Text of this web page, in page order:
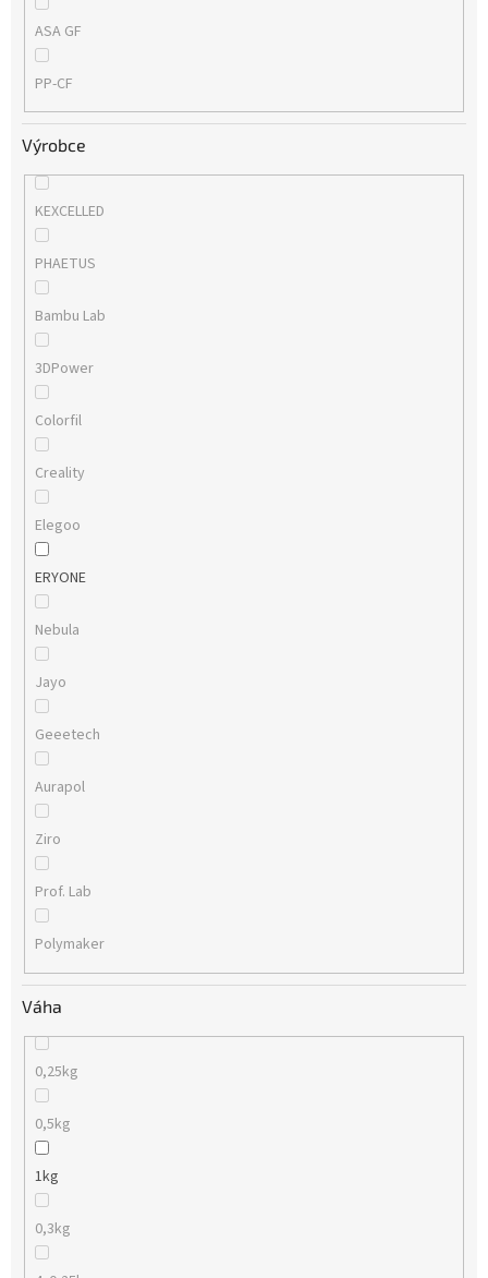
ASA GF
PP-CF
Výrobce
KEXCELLED
PHAETUS
Bambu Lab
3DPower
Colorfil
Creality
Elegoo
ERYONE
Nebula
Jayo
Geeetech
Aurapol
Ziro
Prof. Lab
Polymaker
Váha
0,25kg
0,5kg
1kg
0,3kg